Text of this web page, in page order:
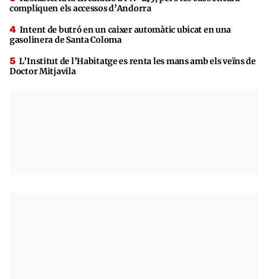
compliquen els accessos d’Andorra
Intent de butró en un caixer automàtic ubicat en una
gasolinera de Santa Coloma
L’Institut de l’Habitatge es renta les mans amb els veïns de
Doctor Mitjavila